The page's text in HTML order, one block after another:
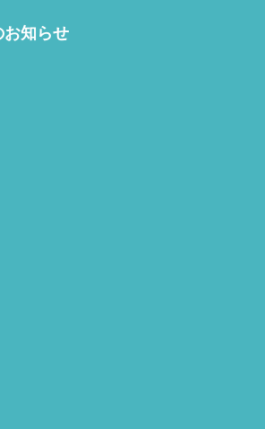
お知らせ